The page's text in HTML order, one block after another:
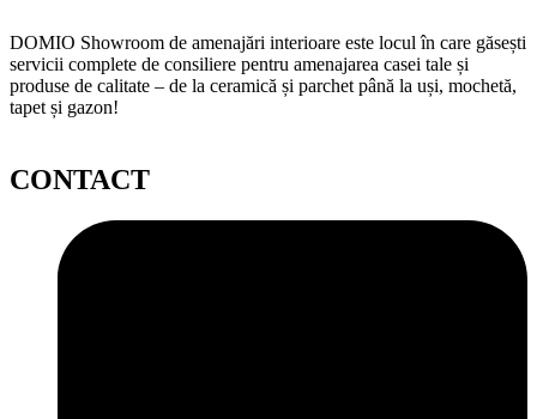
DOMIO Showroom de amenajări interioare este locul în care găsești
servicii complete de consiliere pentru amenajarea casei tale și
produse de calitate – de la ceramică și parchet până la uși, mochetă,
tapet și gazon!
CONTACT